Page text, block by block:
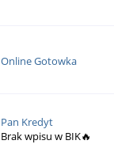
Online Gotowka
Pan Kredyt
Brak wpisu w BIK🔥